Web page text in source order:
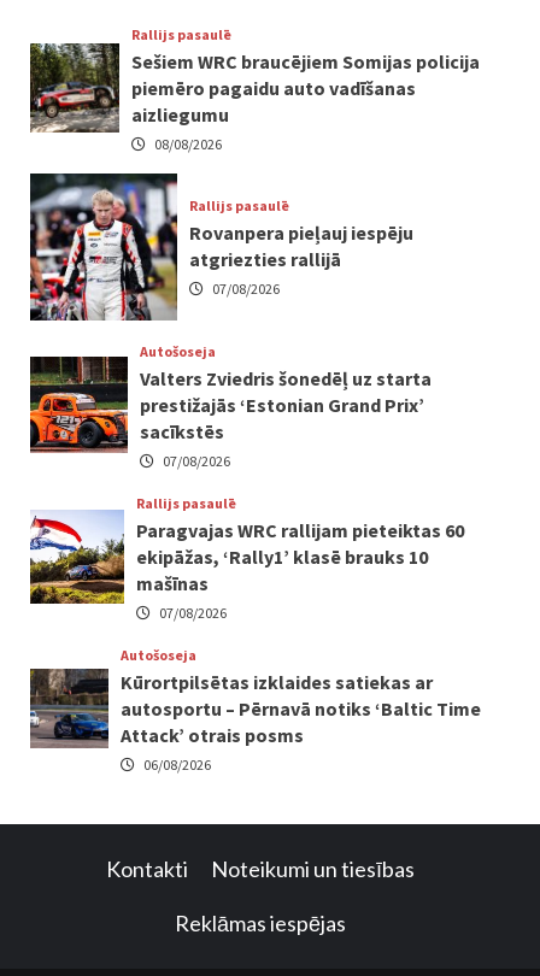
Rallijs pasaulē
Sešiem WRC braucējiem Somijas policija
piemēro pagaidu auto vadīšanas
aizliegumu
08/08/2026
Rallijs pasaulē
Rovanpera pieļauj iespēju
atgriezties rallijā
07/08/2026
Autošoseja
Valters Zviedris šonedēļ uz starta
prestižajās ‘Estonian Grand Prix’
sacīkstēs
07/08/2026
Rallijs pasaulē
Paragvajas WRC rallijam pieteiktas 60
ekipāžas, ‘Rally1’ klasē brauks 10
mašīnas
07/08/2026
Autošoseja
Kūrortpilsētas izklaides satiekas ar
autosportu – Pērnavā notiks ‘Baltic Time
Attack’ otrais posms
06/08/2026
Kontakti Noteikumi un tiesības
Reklāmas iespējas